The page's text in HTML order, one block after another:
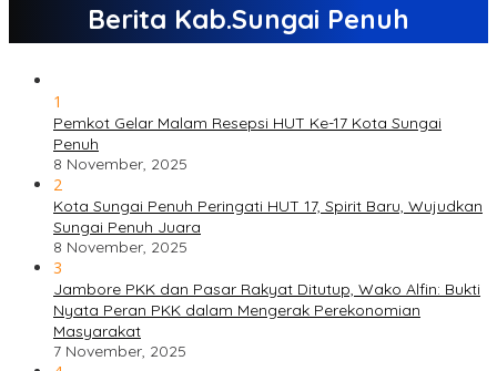
Berita Kab.Sungai Penuh
1
Pemkot Gelar Malam Resepsi HUT Ke-17 Kota Sungai
Penuh
8 November, 2025
2
Kota Sungai Penuh Peringati HUT 17, Spirit Baru, Wujudkan
Sungai Penuh Juara
8 November, 2025
3
Jambore PKK dan Pasar Rakyat Ditutup, Wako Alfin: Bukti
Nyata Peran PKK dalam Mengerak Perekonomian
Masyarakat
7 November, 2025